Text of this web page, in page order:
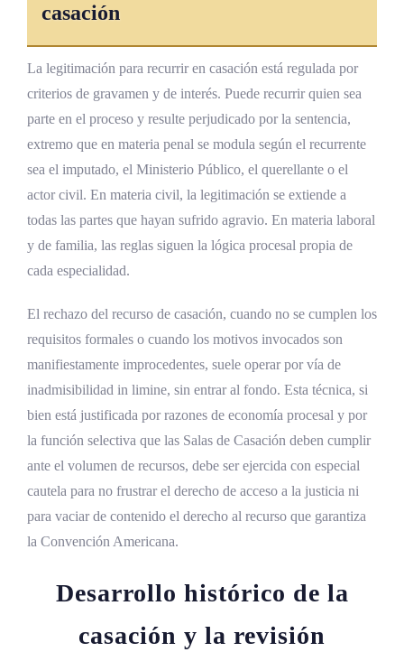
casación
La legitimación para recurrir en casación está regulada por
criterios de gravamen y de interés. Puede recurrir quien sea
parte en el proceso y resulte perjudicado por la sentencia,
extremo que en materia penal se modula según el recurrente
sea el imputado, el Ministerio Público, el querellante o el
actor civil. En materia civil, la legitimación se extiende a
todas las partes que hayan sufrido agravio. En materia laboral
y de familia, las reglas siguen la lógica procesal propia de
cada especialidad.
El rechazo del recurso de casación, cuando no se cumplen los
requisitos formales o cuando los motivos invocados son
manifiestamente improcedentes, suele operar por vía de
inadmisibilidad in limine, sin entrar al fondo. Esta técnica, si
bien está justificada por razones de economía procesal y por
la función selectiva que las Salas de Casación deben cumplir
ante el volumen de recursos, debe ser ejercida con especial
cautela para no frustrar el derecho de acceso a la justicia ni
para vaciar de contenido el derecho al recurso que garantiza
la Convención Americana.
Desarrollo histórico de la
casación y la revisión